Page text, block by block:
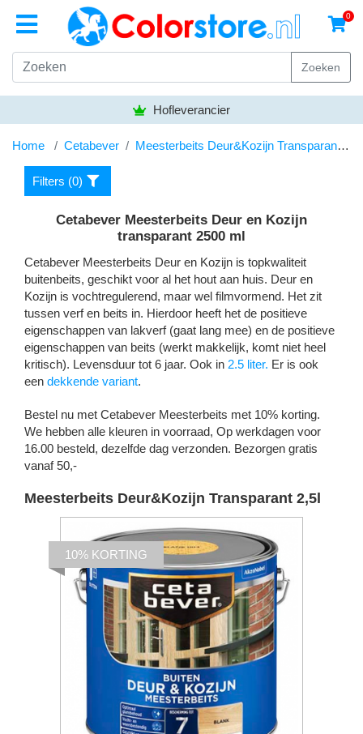
0
Zoeken
Hofleverancier
Home Cetabever Meesterbeits Deur&Kozijn Transparant 2,5l
Filters (0)
Cetabever Meesterbeits Deur en Kozijn
transparant 2500 ml
Cetabever Meesterbeits Deur en Kozijn is topkwaliteit
buitenbeits, geschikt voor al het hout aan huis. Deur en
Kozijn is vochtregulerend, maar wel filmvormend. Het zit
tussen verf en beits in. Hierdoor heeft het de positieve
eigenschappen van lakverf (gaat lang mee) en de positieve
eigenschappen van beits (werkt makkelijk, komt niet heel
kritisch). Levensduur tot 6 jaar. Ook in 2.5 liter. Er is ook
een dekkende variant.
Bestel nu met Cetabever Meesterbeits met 10% korting.
We hebben alle kleuren in voorraad, Op werkdagen voor
16.00 besteld, dezelfde dag verzonden. Bezorgen gratis
vanaf 50,-
Meesterbeits Deur&Kozijn Transparant 2,5l
10% KORTING